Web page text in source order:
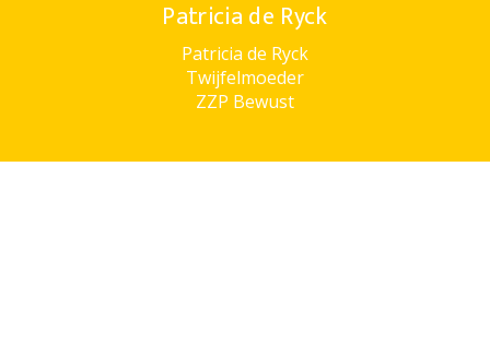
Patricia de Ryck
Patricia de Ryck
Twijfelmoeder
ZZP Bewust